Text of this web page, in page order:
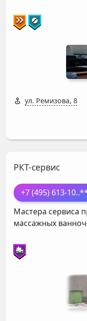
ул. Ремизова, 8
РКТ-сервис
+7 (495) 613-10
Мастера сервиса
массажных